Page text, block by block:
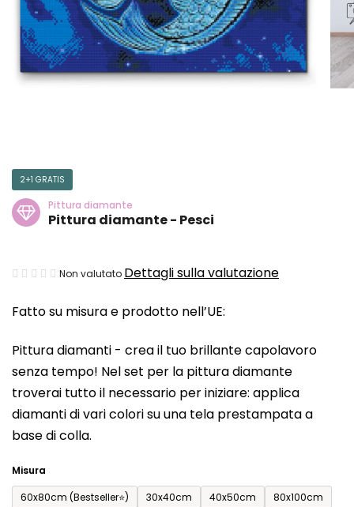
Fatto su misura e prodotto nell’UE:
Pittura diamanti - crea il tuo brillante capolavoro
senza tempo! Nel set per la pittura diamante
troverai tutto il necessario per iniziare: applica
diamanti di vari colori su una tela prestampata a
base di colla.
Misura
60x80cm (Bestseller⭐)
30x40cm 40x50cm 80x100cm
2+1 GRATIS
Pittura diamante
Pittura diamante - Pesci
La
media
prodotto
è
0,0
su
5
Non valutato Dettagli sulla valutazione